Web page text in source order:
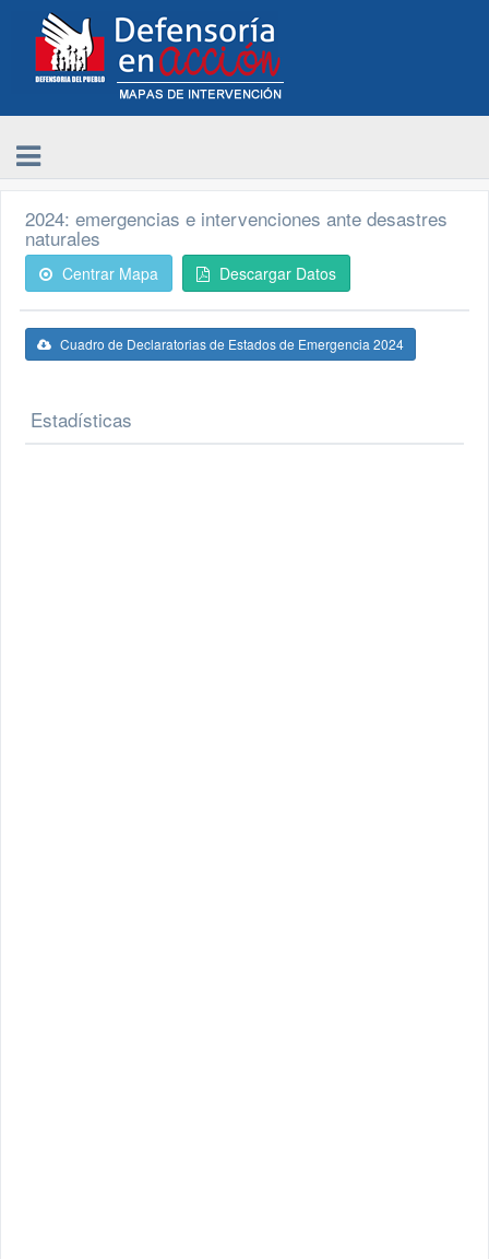
2024: emergencias e intervenciones ante desastres
naturales
Centrar Mapa Descargar Datos
Cuadro de Declaratorias de Estados de Emergencia 2024
Estadísticas